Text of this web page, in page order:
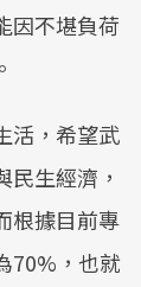
因不堪負荷
活，希望武
生經濟，
根據目前專
70%，也就